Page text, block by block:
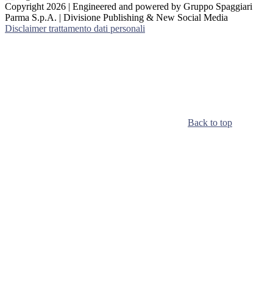
Copyright 2026 | Engineered and powered by Gruppo Spaggiari
Parma S.p.A. | Divisione Publishing & New Social Media
Disclaimer trattamento dati personali
Back to top